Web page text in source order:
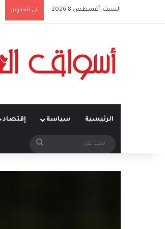
السبت, أغسطس 8 2026 في العناوين
الرئيسية سياسة إقتصاد
بحث